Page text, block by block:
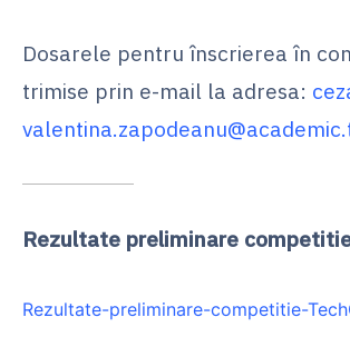
Dosarele pentru înscrierea în
trimise prin e-mail la adresa:
Rezultate preliminare
Rezultate-preliminare-competitie-